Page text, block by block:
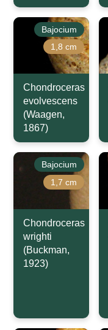
Bajocium
1,8 cm
Chondroceras
evolvescens
(Waagen,
1867)
Bajocium
1,7 cm
Chondroceras
wrighti
(Buckman,
1923)